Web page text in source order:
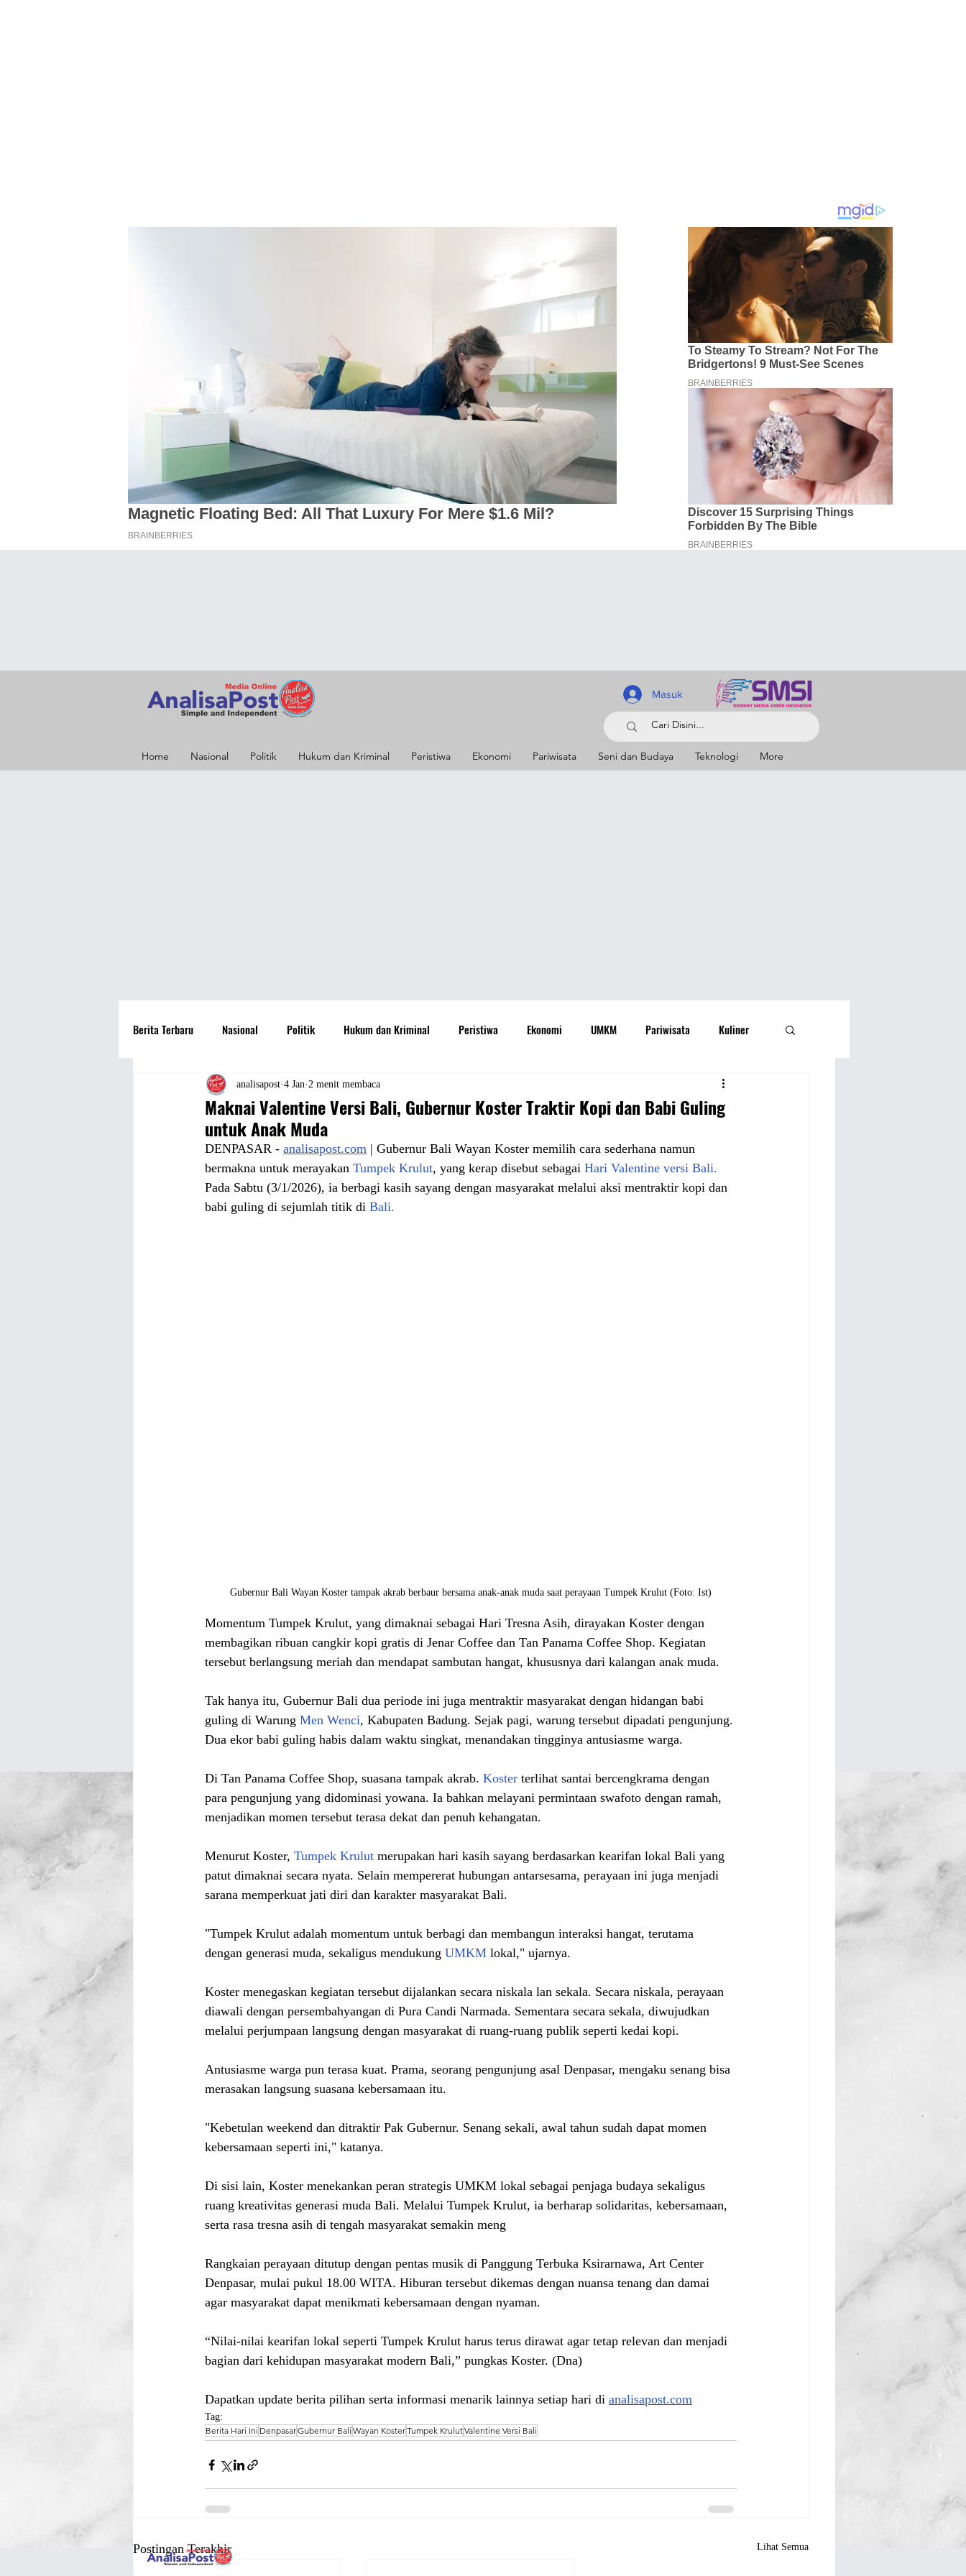
Masuk
Home Nasional Politik Hukum dan Kriminal Peristiwa Ekonomi Pariwisata Seni dan Budaya Teknologi More
Berita Terbaru Nasional Politik Hukum dan Kriminal Peristiwa Ekonomi UMKM Pariwisata Kuliner
Travel Seni dan Budaya Sastra Lifestyle
Film Hiburan Properti Informasi Ramalan Bintang Opini Aspirasi Rakyat
Pendidikan Perguruan Tinggi Sejarah
Maknai Valentine Versi Bali, Gubernur Koster Traktir Kopi dan Babi Guling
untuk Anak Muda
analisapost 4 Jan 2 menit membaca
DENPASAR - analisapost.com | Gubernur Bali Wayan Koster memilih cara sederhana namun
bermakna untuk merayakan Tumpek Krulut, yang kerap disebut sebagai Hari Valentine versi Bali.
Pada Sabtu (3/1/2026), ia berbagi kasih sayang dengan masyarakat melalui aksi mentraktir kopi dan
babi guling di sejumlah titik di Bali.
Gubernur Bali Wayan Koster tampak akrab berbaur bersama anak-anak muda saat perayaan Tumpek Krulut (Foto: Ist)
Momentum Tumpek Krulut, yang dimaknai sebagai Hari Tresna Asih, dirayakan Koster dengan
membagikan ribuan cangkir kopi gratis di Jenar Coffee dan Tan Panama Coffee Shop. Kegiatan
tersebut berlangsung meriah dan mendapat sambutan hangat, khususnya dari kalangan anak muda.
Tak hanya itu, Gubernur Bali dua periode ini juga mentraktir masyarakat dengan hidangan babi
guling di Warung Men Wenci, Kabupaten Badung. Sejak pagi, warung tersebut dipadati pengunjung.
Dua ekor babi guling habis dalam waktu singkat, menandakan tingginya antusiasme warga.
Di Tan Panama Coffee Shop, suasana tampak akrab. Koster terlihat santai bercengkrama dengan
para pengunjung yang didominasi yowana. Ia bahkan melayani permintaan swafoto dengan ramah,
menjadikan momen tersebut terasa dekat dan penuh kehangatan.
Menurut Koster, Tumpek Krulut merupakan hari kasih sayang berdasarkan kearifan lokal Bali yang
patut dimaknai secara nyata. Selain mempererat hubungan antarsesama, perayaan ini juga menjadi
sarana memperkuat jati diri dan karakter masyarakat Bali.
"Tumpek Krulut adalah momentum untuk berbagi dan membangun interaksi hangat, terutama
dengan generasi muda, sekaligus mendukung UMKM lokal," ujarnya.
Koster menegaskan kegiatan tersebut dijalankan secara niskala lan sekala. Secara niskala, perayaan
diawali dengan persembahyangan di Pura Candi Narmada. Sementara secara sekala, diwujudkan
melalui perjumpaan langsung dengan masyarakat di ruang-ruang publik seperti kedai kopi.
Antusiasme warga pun terasa kuat. Prama, seorang pengunjung asal Denpasar, mengaku senang bisa
merasakan langsung suasana kebersamaan itu.
"Kebetulan weekend dan ditraktir Pak Gubernur. Senang sekali, awal tahun sudah dapat momen
kebersamaan seperti ini," katanya.
Di sisi lain, Koster menekankan peran strategis UMKM lokal sebagai penjaga budaya sekaligus
ruang kreativitas generasi muda Bali. Melalui Tumpek Krulut, ia berharap solidaritas, kebersamaan,
serta rasa tresna asih di tengah masyarakat semakin meng
Rangkaian perayaan ditutup dengan pentas musik di Panggung Terbuka Ksirarnawa, Art Center
Denpasar, mulai pukul 18.00 WITA. Hiburan tersebut dikemas dengan nuansa tenang dan damai
agar masyarakat dapat menikmati kebersamaan dengan nyaman.
“Nilai-nilai kearifan lokal seperti Tumpek Krulut harus terus dirawat agar tetap relevan dan menjadi
bagian dari kehidupan masyarakat modern Bali,” pungkas Koster. (Dna)
Dapatkan update berita pilihan serta informasi menarik lainnya setiap hari di analisapost.com
Tag:
Berita Hari Ini DenpasarGubernur Bali Wayan KosterTumpek KrulutValentine Versi Bali
Postingan Terakhir Lihat Semua